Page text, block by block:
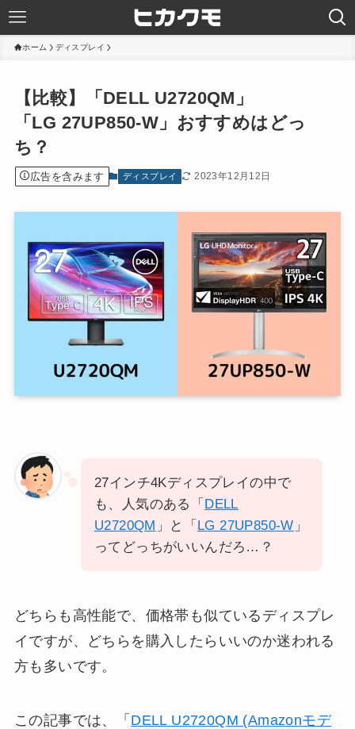
ホーム ディスプレイ
【比較】「DELL U2720QM」
「LG 27UP850-W」おすすめはどっ
ち？
広告を含みます ディスプレイ 2023年12月12日
27インチ4Kディスプレイの中で
も、人気のある「 DELL
U2720QM 」と「 LG 27UP850-W 」
ってどっちがいいんだろ…？
どちらも高性能で、価格帯も似ているディスプレ
イですが、どちらを購入したらいいのか迷われる
方も多いです。
この記事では、「 DELL U2720QM (Amazonモデ